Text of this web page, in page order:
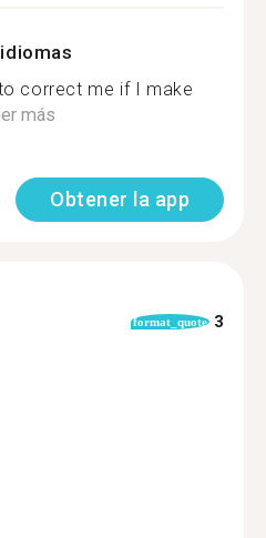
correct me if I make
más
Obtener la app
format_quote 3